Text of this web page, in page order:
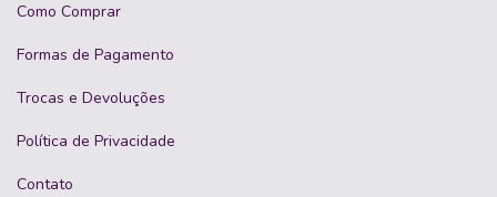
Como Comprar
Formas de Pagamento
Trocas e Devoluções
Política de Privacidade
Contato